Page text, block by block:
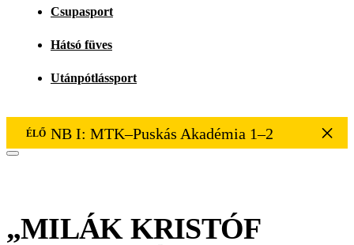
Csupasport
Hátsó füves
Utánpótlássport
ÉLŐ NB I: MTK–Puskás Akadémia 1–2
„MILÁK KRISTÓF